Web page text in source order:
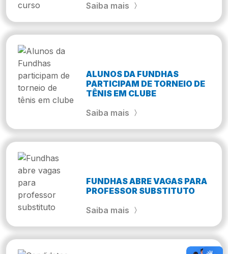
Saiba mais
ALUNOS DA FUNDHAS
PARTICIPAM DE TORNEIO DE
TÊNIS EM CLUBE
Saiba mais
FUNDHAS ABRE VAGAS PARA
PROFESSOR SUBSTITUTO
Saiba mais